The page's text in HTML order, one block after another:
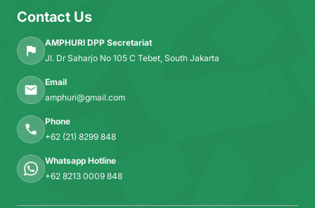
Contact Us
AMPHURI DPP Secretariat
Jl. Dr Saharjo No 105 C Tebet, South Jakarta
Email
amphuri@gmail.com
Phone
+62 (21) 8299 848
Whatsapp Hotline
+62 8213 0009 848